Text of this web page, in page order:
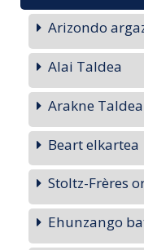
Arizondo
Alai Taldea
Arakne Taldea
Beart elkartea
Stoltz-Frères
Ehunzango